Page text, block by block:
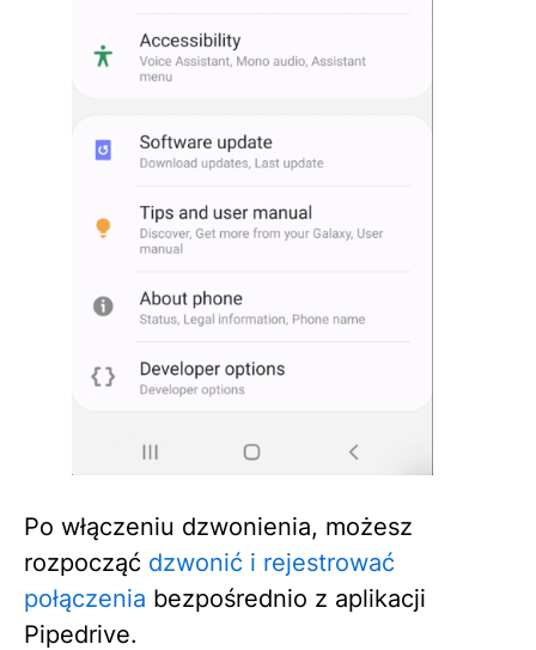
Po włączeniu dzwonienia, możesz
rozpocząć dzwonić i rejestrować
połączenia bezpośrednio z aplikacji
Pipedrive.